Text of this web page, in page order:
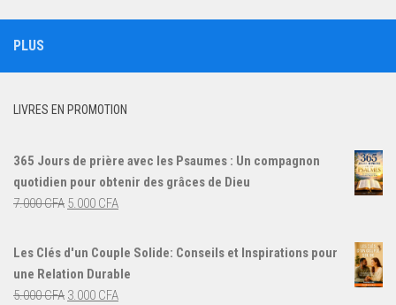
PLUS
LIVRES EN PROMOTION
365 Jours de prière avec les Psaumes : Un compagnon
quotidien pour obtenir des grâces de Dieu
7.000CFA Le
initial
était :
7.000 CFA.
5.000 CFALe
actuel
est :
Les Clés d'un Couple Solide: Conseils et Inspirations pour
une Relation Durable
5.000CFA Le
3.000 CFALe